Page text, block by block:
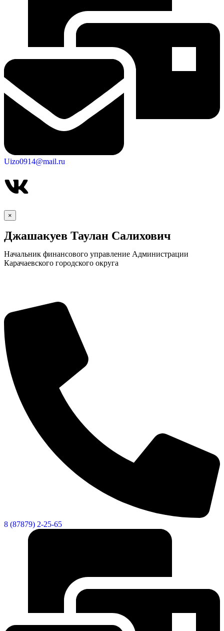
Uizo0914@mail.ru
×
Джашакуев Таулан Салихович
Начальник финансового управление Администрации
Карачаевского городского округа
8 (87879) 2-25-65